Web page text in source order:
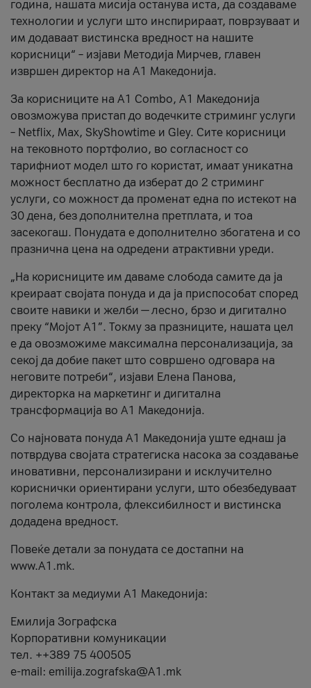
година, нашата мисија останува иста, да создаваме
технологии и услуги што инспирираат, поврзуваат и
им додаваат вистинска вредност на нашите
корисници“ – изјави Методија Мирчев, главен
извршен директор на А1 Македонија.
За корисниците на A1 Combo, А1 Македонија
овозможува пристап до водечките стриминг услуги
– Netflix, Max, SkyShowtime и Gley. Сите корисници
на тековното портфолио, во согласност со
тарифниот модел што го користат, имаат уникатна
можност бесплатно да изберат до 2 стриминг
услуги, со можност да променат една по истекот на
30 дена, без дополнителна претплата, и тоа
засекогаш. Понудата е дополнително збогатена и со
празнична цена на одредени атрактивни уреди.
„На корисниците им даваме слобода самите да ја
креираат својата понуда и да ја приспособат според
своите навики и желби — лесно, брзо и дигитално
преку “Мојот А1”. Токму за празниците, нашата цел
е да овозможиме максимална персонализација, за
секој да добие пакет што совршено одговара на
неговите потреби“, изјави Елена Панова,
директорка на маркетинг и дигитална
трансформација во А1 Македонија.
Со најновата понуда А1 Македонија уште еднаш ја
потврдува својата стратегиска насока за создавање
иновативни, персонализирани и исклучително
кориснички ориентирани услуги, што обезбедуваат
поголема контрола, флексибилност и вистинска
додадена вредност.
Повеќе детали за понудата се достапни на
www.А1.mk.
Контакт за медиуми А1 Македонија:
Емилија Зографска
Корпоративни комуникации
тел. ++389 75 400505
e-mail: emilija.zografska@A1.mk